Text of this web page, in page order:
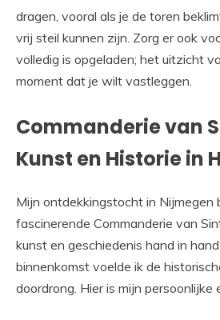
dragen, vooral als je de toren
vrij steil kunnen zijn. Zorg er ook
volledig is opgeladen; het uitzicht
moment dat je wilt vastleggen.
Commanderie van
Kunst en Historie in
Mijn ontdekkingstocht in Nijmegen
fascinerende Commanderie van
kunst en geschiedenis hand in
binnenkomst voelde ik de
doordrong. Hier is mijn persoonlijke